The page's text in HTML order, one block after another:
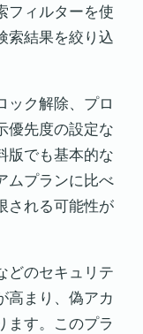
フィルターを使
索結果を絞り込
ック解除、プロ
優先度の設定な
版でも基本的な
ムプランに比べ
される可能性が
どのセキュリテ
高まり、偽アカ
ます。このプラ